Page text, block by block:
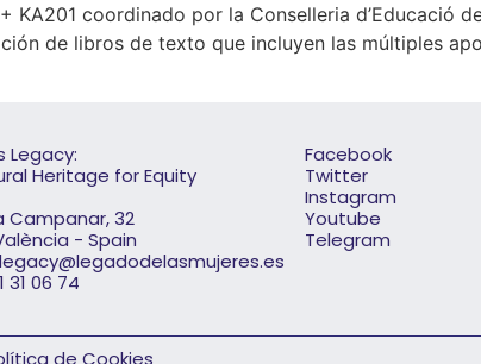
KA201 coordinado por la Conselleria d’Educació
de libros de texto que incluyen las múltiples
Legacy:
Heritage for Equity
Campanar, 32
- Spain
31 06 74
Facebook
Twitter
Instagram
Youtube
Telegram
de Cookies